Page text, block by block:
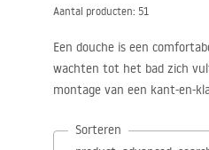
Lineaire
Toiletten
Aantal producten: 51
Een douche is een
wachten tot het bad zich
montage van een kant-en-
Sorteren